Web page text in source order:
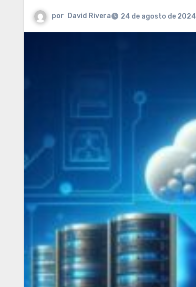
por David Rivera 24 de agosto de 2024